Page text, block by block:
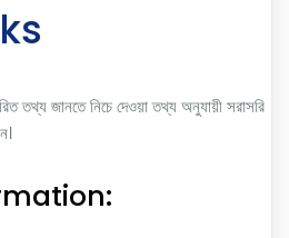
তথ্য জানতে নিচে দেওয়া তথ্য অনুযায়ী সরাসরি